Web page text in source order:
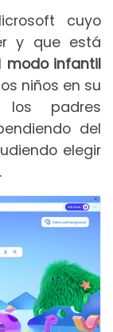
cuyo
y que está
modo infantil
niños en su
los padres
del
elegir